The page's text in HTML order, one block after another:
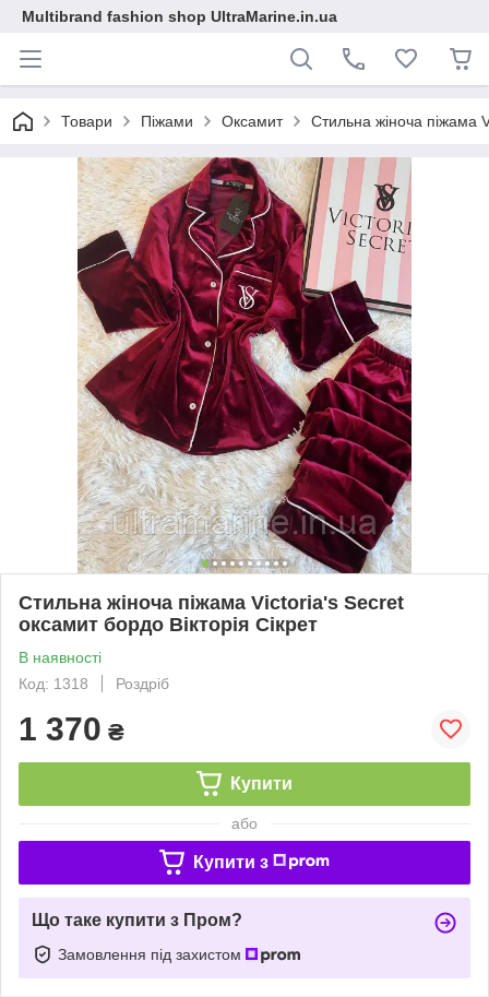
Multibrand fashion shop UltraMarine.in.ua
Товари Піжами Оксамит Стильна жіноча піжама
Стильна жіноча піжама Victoria's Secret
оксамит бордо Вікторія Сікрет
В наявності
Код: 1318
Роздріб
1 370 ₴
Купити
або
Купити з
Що таке купити з Пром?
Замовлення під захистом